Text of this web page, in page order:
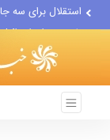
باید در برابر
همان ذهنیت عامل